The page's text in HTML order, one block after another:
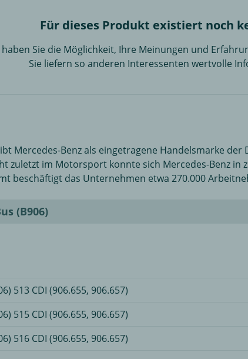
Für dieses Produkt existiert noch
Sie die Möglichkeit, Ihre Meinungen und
Sie liefern so anderen Interessenten wertvolle
Mercedes-Benz als eingetragene Handelsmarke der
zuletzt im Motorsport konnte sich Mercedes-Benz in
beschäftigt das Unternehmen etwa 270.000
(B906)
513 CDI (906.655, 906.657)
515 CDI (906.655, 906.657)
516 CDI (906.655, 906.657)